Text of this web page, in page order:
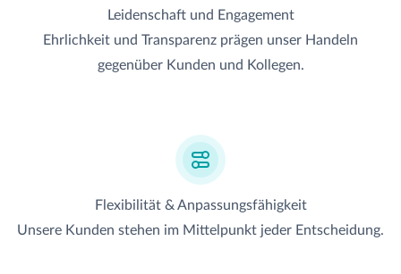
Leidenschaft und Engagement
Ehrlichkeit und Transparenz prägen unser Handeln
gegenüber Kunden und Kollegen.
Flexibilität & Anpassungsfähigkeit
Unsere Kunden stehen im Mittelpunkt jeder Entscheidung.